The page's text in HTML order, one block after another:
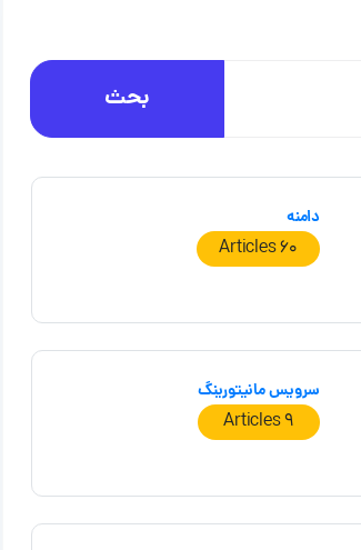
بحث
دامنه
60 Articles
سرویس مانیتورینگ
9 Articles